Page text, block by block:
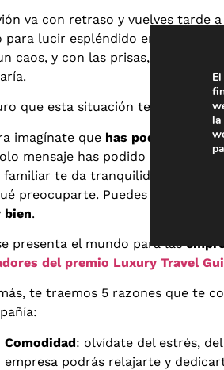
va con retraso y vuelves tarde
para lucir espléndido en una
caos, y con las prisas, seguro
que esta situación te resulta
imagínate que has podido
mensaje has podido avisar que
familiar te da tranquilidad. Entras
preocuparte. Puedes respirar
bien.
presenta el mundo para las
del premio Luxury Travel
te traemos 5 razones que te
Comodidad: olvídate del estrés,
empresa podrás relajarte y